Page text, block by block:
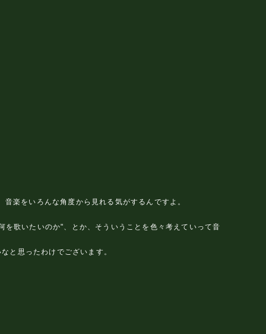
楽をいろんな角度から見れる気がするんですよ。
歌いたいのか"、とか、そういうことを色々考えていって音
と思ったわけでございます。